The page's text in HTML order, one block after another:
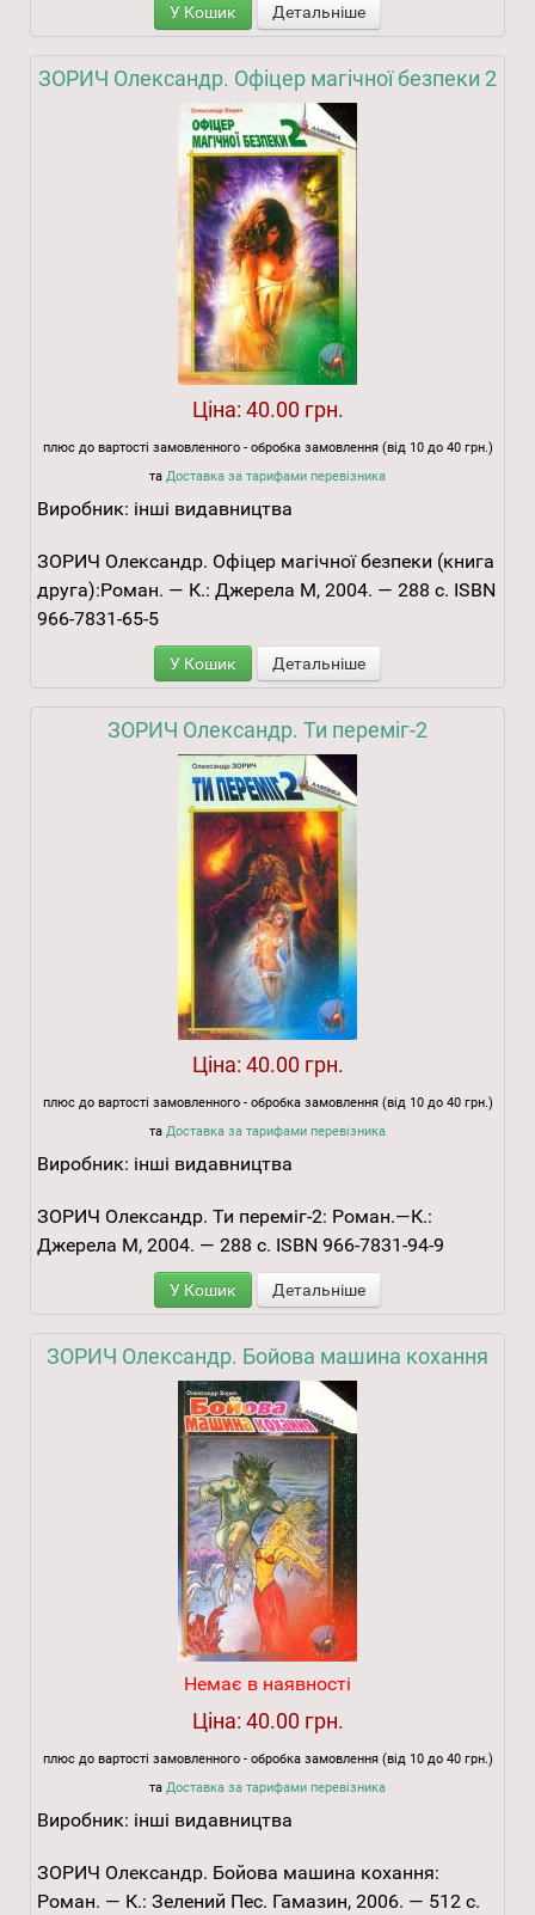
У Кошик Детальніше
ЗОРИЧ Олександр. Офіцер магічної безпеки 2
Ціна: 40.00 грн.
плюс до вартості замовленного - обробка замовлення (від 10 до 40 грн.)
та Доставка за тарифами перевізника
Виробник: інші видавництва
ЗОРИЧ Олександр. Офіцер магічної безпеки (книга
друга):Роман. — К.: Джерела М, 2004. — 288 с. ISBN
966-7831-65-5
У Кошик Детальніше
ЗОРИЧ Олександр. Ти переміг-2
Ціна: 40.00 грн.
плюс до вартості замовленного - обробка замовлення (від 10 до 40 грн.)
та Доставка за тарифами перевізника
Виробник: інші видавництва
ЗОРИЧ Олександр. Ти переміг-2: Роман.—К.:
Джерела М, 2004. — 288 с. ISBN 966-7831-94-9
У Кошик Детальніше
ЗОРИЧ Олександр. Бойова машина кохання
Немає в наявності
Ціна: 40.00 грн.
плюс до вартості замовленного - обробка замовлення (від 10 до 40 грн.)
та Доставка за тарифами перевізника
Виробник: інші видавництва
ЗОРИЧ Олександр. Бойова машина кохання:
Роман. — К.: Зелений Пес. Гамазин, 2006. — 512 с.